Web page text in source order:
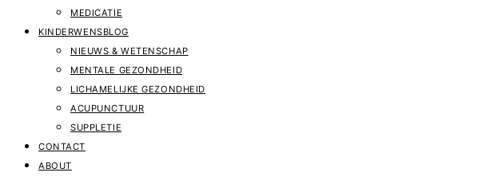
MEDICATIE
KINDERWENSBLOG
NIEUWS & WETENSCHAP
MENTALE GEZONDHEID
LICHAMELIJKE GEZONDHEID
ACUPUNCTUUR
SUPPLETIE
CONTACT
ABOUT